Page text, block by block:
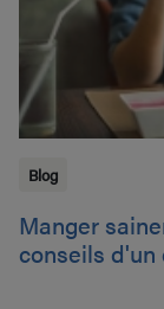
Blog
Manger
conseils